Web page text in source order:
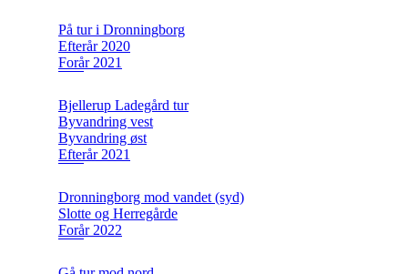
På tur i Dronningborg
Efterår 2020
Forår 2021
Bjellerup Ladegård tur
Byvandring vest
Byvandring øst
Efterår 2021
Dronningborg mod vandet (syd)
Slotte og Herregårde
Forår 2022